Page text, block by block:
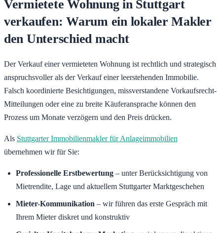
Vermietete Wohnung in Stuttgart
verkaufen: Warum ein lokaler Makler
den Unterschied macht
Der Verkauf einer vermieteten Wohnung ist rechtlich und strategisch
anspruchsvoller als der Verkauf einer leerstehenden Immobilie.
Falsch koordinierte Besichtigungen, missverstandene Vorkaufsrecht-
Mitteilungen oder eine zu breite Käuferansprache können den
Prozess um Monate verzögern und den Preis drücken.
Als Stuttgarter Immobilienmakler für Anlageimmobilien
übernehmen wir für Sie:
Professionelle Erstbewertung – unter Berücksichtigung von
Mietrendite, Lage und aktuellem Stuttgarter Marktgeschehen
Mieter-Kommunikation – wir führen das erste Gespräch mit
Ihrem Mieter diskret und konstruktiv